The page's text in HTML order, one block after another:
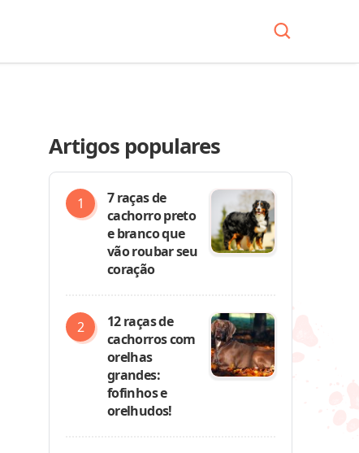
Artigos populares
7 raças de
cachorro preto
e branco que
vão roubar seu
coração
12 raças de
cachorros com
orelhas
grandes:
fofinhos e
orelhudos!